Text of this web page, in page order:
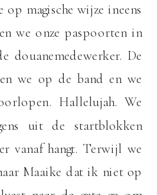
op magische wijze ineens
we onze paspoorten in
douanemedewerker. De
we op de band en we
Hallelujah. We
uit de startblokken
vanaf hangt. Terwijl we
Maaike dat ik niet op